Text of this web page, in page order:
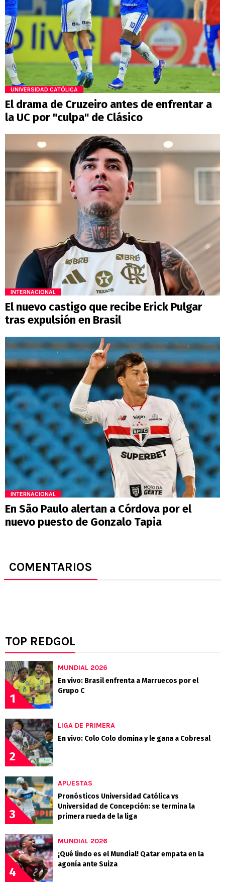
UNIVERSIDAD CATÓLICA
El drama de Cruzeiro antes de enfrentar a
la UC por "culpa" de Clásico
INTERNACIONAL
El nuevo castigo que recibe Erick Pulgar
tras expulsión en Brasil
INTERNACIONAL
En São Paulo alertan a Córdova por el
nuevo puesto de Gonzalo Tapia
COMENTARIOS
TOP REDGOL
1
MUNDIAL 2026
En vivo: Brasil enfrenta a Marruecos por el
Grupo C
2
LIGA DE PRIMERA
En vivo: Colo Colo domina y le gana a Cobresal
3
APUESTAS
Pronósticos Universidad Católica vs
Universidad de Concepción: se termina la
primera rueda de la liga
4
MUNDIAL 2026
¡Qué lindo es el Mundial! Qatar empata en la
agonía ante Suiza